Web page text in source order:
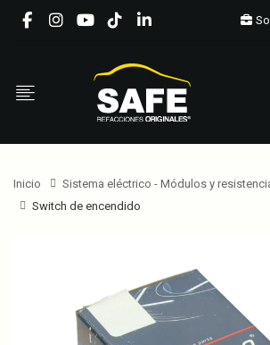
Inicio
Sistema eléctrico - Módulos y
Switch de encendido